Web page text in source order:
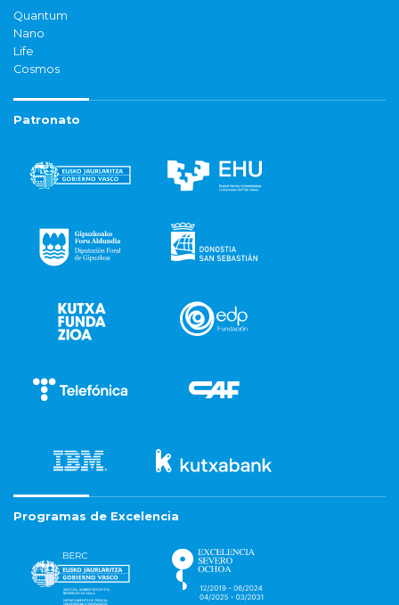
Quantum
Nano
Life
Cosmos
Patronato
Programas de Excelencia